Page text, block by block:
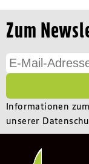
Zum
Informationen
unserer